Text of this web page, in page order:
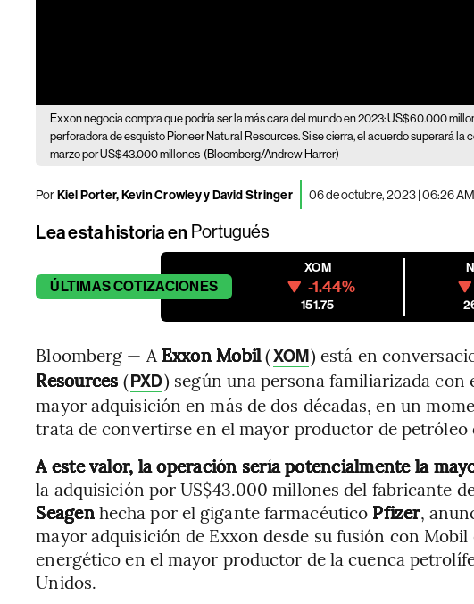
Exxon negocia compra que podría ser la más cara del mundo en 2023: US$60.000
perforadora de esquisto Pioneer Natural Resources. Si se cierra, el acuerdo superará la
marzo por US$43.000 millones (Bloomberg/Andrew Harrer)
PorKiel Porter, Kevin Crowley y David Stringer 06 de octubre, 2023 | 06:26 AM
Lea esta historia en Portugués
ÚLTIMASCOTIZACIONES
XOM
-1.44%
151.75
Bloomberg — A Exxon Mobil(XOM) está en
Resources (PXD) según una persona familiarizada con
mayor adquisición en más de dos décadas, en un
trata de convertirse en el mayor productor de petróleo
A este valor, la operación sería potencialmente la
la adquisición por US$43.000 millones del fabricante
Seagenhecha por el gigante farmacéutico Pfizer,
mayor adquisición de Exxon desde su fusión con
energético en el mayor productor de la cuenca
Unidos.